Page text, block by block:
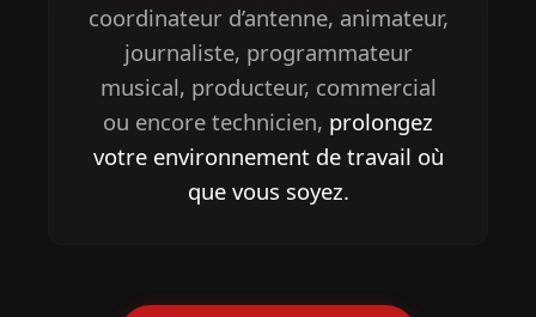
coordinateur d’antenne, animateur,
journaliste, programmateur
musical, producteur, commercial
ou encore technicien, prolongez
votre environnement de travail où
que vous soyez.